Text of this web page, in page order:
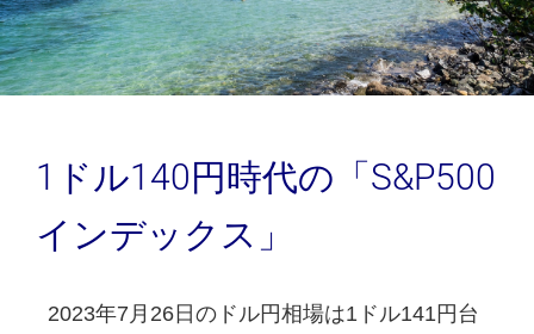
1ドル140円時代の「S&P500
インデックス」
2023年7月26日のドル円相場は1ドル141円台